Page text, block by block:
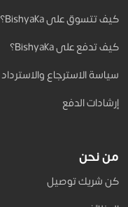
كيف تتسوق على Bishyaka؟
كيف تدفع على Bishyaka؟
سياسة الاسترجاع والاسترداد
إرشادات الدفع
من نحن
كن شريك توصيل